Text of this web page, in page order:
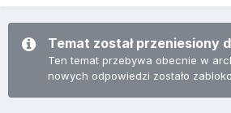
Temat został przeniesiony
Ten temat przebywa obecnie w
nowych odpowiedzi zostało